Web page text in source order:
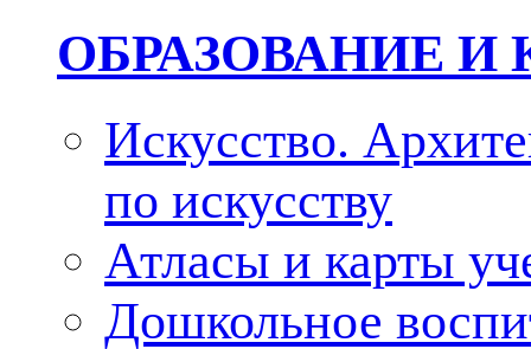
ОБРАЗОВАНИЕ И
Искусство.
по искусству
Атласы и карты
Дошкольное